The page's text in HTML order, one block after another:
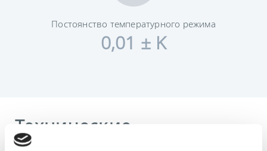
Постоянство температурного режима
0,01 ± K
Технические